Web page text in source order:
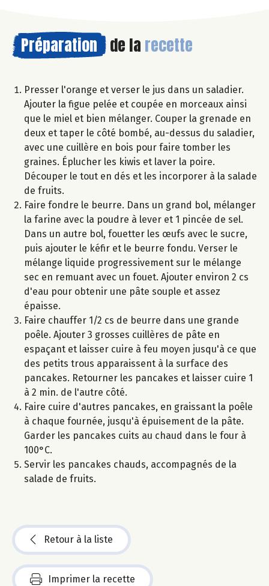
Préparation de la recette
Presser l'orange et verser le jus dans un saladier.
Ajouter la figue pelée et coupée en morceaux ainsi
que le miel et bien mélanger. Couper la grenade en
deux et taper le côté bombé, au-dessus du saladier,
avec une cuillère en bois pour faire tomber les
graines. Éplucher les kiwis et laver la poire.
Découper le tout en dés et les incorporer à la salade
de fruits.
Faire fondre le beurre. Dans un grand bol, mélanger
la farine avec la poudre à lever et 1 pincée de sel.
Dans un autre bol, fouetter les œufs avec le sucre,
puis ajouter le kéfir et le beurre fondu. Verser le
mélange liquide progressivement sur le mélange
sec en remuant avec un fouet. Ajouter environ 2 cs
d'eau pour obtenir une pâte souple et assez
épaisse.
Faire chauffer 1/2 cs de beurre dans une grande
poêle. Ajouter 3 grosses cuillères de pâte en
espaçant et laisser cuire à feu moyen jusqu'à ce que
des petits trous apparaissent à la surface des
pancakes. Retourner les pancakes et laisser cuire 1
à 2 min. de l'autre côté.
Faire cuire d'autres pancakes, en graissant la poêle
à chaque fournée, jusqu'à épuisement de la pâte.
Garder les pancakes cuits au chaud dans le four à
100°C.
Servir les pancakes chauds, accompagnés de la
salade de fruits.
Retour à la liste
Imprimer la recette